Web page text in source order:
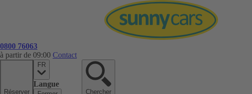
0800 76063
à partir de 09:00 Contact
Réserver
FR
Langue
Chercher